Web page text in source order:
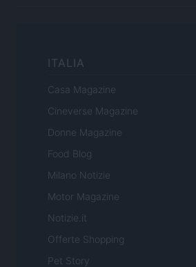
ITALIA
Casa Magazine
Cineverse Magazine
Donne Magazine
Food Blog
Milano Notizie
Motor Magazine
Notizie.it
Offerte Shopping
Pet Story